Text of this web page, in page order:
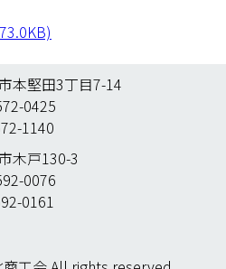
本堅田3丁目7-14
0425
1140
木戸130-3
0076
0161